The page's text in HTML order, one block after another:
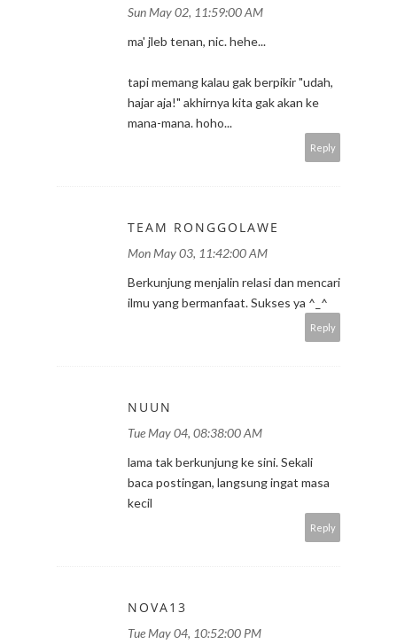
Sun May 02, 11:59:00 AM
ma' jleb tenan, nic. hehe...
tapi memang kalau gak berpikir "udah,
hajar aja!" akhirnya kita gak akan ke
mana-mana. hoho...
Reply
TEAM RONGGOLAWE
Mon May 03, 11:42:00 AM
Berkunjung menjalin relasi dan mencari
ilmu yang bermanfaat. Sukses ya ^_^
Reply
NUUN
Tue May 04, 08:38:00 AM
lama tak berkunjung ke sini. Sekali
baca postingan, langsung ingat masa
kecil
Reply
NOVA13
Tue May 04, 10:52:00 PM